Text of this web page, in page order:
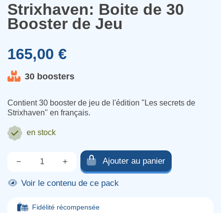
Strixhaven: Boite de 30
Booster de Jeu
165,00 €
30 boosters
Contient 30 booster de jeu de l'édition "Les secrets de
Strixhaven" en français.
en stock
− + Ajouter au panier
Voir le contenu de ce pack
Fidélité récompensée